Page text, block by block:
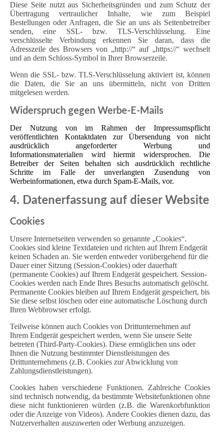
Diese Seite nutzt aus Sicherheitsgründen und zum Schutz der
Übertragung vertraulicher Inhalte, wie zum Beispiel
Bestellungen oder Anfragen, die Sie an uns als Seitenbetreiber
senden, eine SSL- bzw. TLS-Verschlüsselung. Eine
verschlüsselte Verbindung erkennen Sie daran, dass die
Adresszeile des Browsers von „http://“ auf „https://“ wechselt
und an dem Schloss-Symbol in Ihrer Browserzeile.
Wenn die SSL- bzw. TLS-Verschlüsselung aktiviert ist, können
die Daten, die Sie an uns übermitteln, nicht von Dritten
mitgelesen werden.
Widerspruch gegen Werbe-E-Mails
Der Nutzung von im Rahmen der Impressumspflicht
veröffentlichten Kontaktdaten zur Übersendung von nicht
ausdrücklich angeforderter Werbung und
Informationsmaterialien wird hiermit widersprochen. Die
Betreiber der Seiten behalten sich ausdrücklich rechtliche
Schritte im Falle der unverlangten Zusendung von
Werbeinformationen, etwa durch Spam-E-Mails, vor.
4. Datenerfassung auf dieser Website
Cookies
Unsere Internetseiten verwenden so genannte „Cookies“.
Cookies sind kleine Textdateien und richten auf Ihrem Endgerät
keinen Schaden an. Sie werden entweder vorübergehend für die
Dauer einer Sitzung (Session-Cookies) oder dauerhaft
(permanente Cookies) auf Ihrem Endgerät gespeichert. Session-
Cookies werden nach Ende Ihres Besuchs automatisch gelöscht.
Permanente Cookies bleiben auf Ihrem Endgerät gespeichert, bis
Sie diese selbst löschen oder eine automatische Löschung durch
Ihren Webbrowser erfolgt.
Teilweise können auch Cookies von Drittunternehmen auf
Ihrem Endgerät gespeichert werden, wenn Sie unsere Seite
betreten (Third-Party-Cookies). Diese ermöglichen uns oder
Ihnen die Nutzung bestimmter Dienstleistungen des
Drittunternehmens (z.B. Cookies zur Abwicklung von
Zahlungsdienstleistungen).
Cookies haben verschiedene Funktionen. Zahlreiche Cookies
sind technisch notwendig, da bestimmte Websitefunktionen ohne
diese nicht funktionieren würden (z.B. die Warenkorbfunktion
oder die Anzeige von Videos). Andere Cookies dienen dazu, das
Nutzerverhalten auszuwerten oder Werbung anzuzeigen.